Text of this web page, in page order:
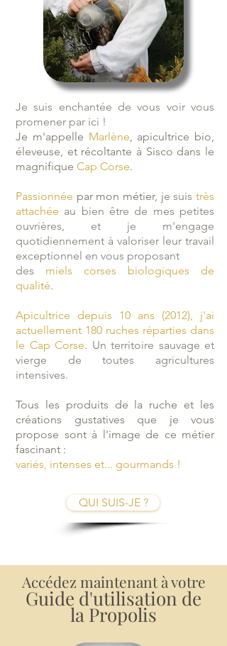
Je suis enchantée de vous voir vous
promener par ici !
Je m'appelle Marlène, apicultrice bio,
éleveuse, et récoltante à Sisco dans le
magnifique Cap Corse.
Passionnée par mon métier, je suistrès
attachée au bien être de mes petites
ouvrières, et je m'engage
quotidiennement à valoriser leur travail
exceptionnel en vous proposant
des miels corses biologiques de
qualité.
Apicultrice depuis 10 ans (2012), j'ai
actuellement 180 ruches réparties dans
le Cap Corse. Un territoire sauvage et
vierge de toutes agricultures
intensives.
Tous les produits de la ruche et les
créations gustatives que je vous
propose sont à l'image de ce métier
fascinant :
variés, intenses et... gourmands !
QUI SUIS-JE ?
Accédez maintenant à votre
Guide d'utilisation de
la Propolis